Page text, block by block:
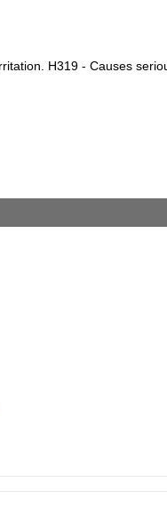
H319 - Causes